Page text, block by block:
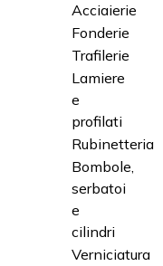
Acciaierie
Fonderie
Trafilerie
Lamiere
e
profilati
Rubinetteria
Bombole,
serbatoi
e
cilindri
Verniciatura